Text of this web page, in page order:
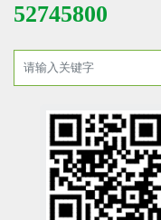
52745800